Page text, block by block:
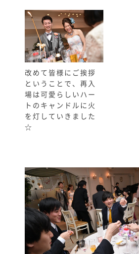
改めて皆様にご挨拶
ということで、再入
場は可愛らしいハー
トのキャンドルに火
を灯していきました
☆